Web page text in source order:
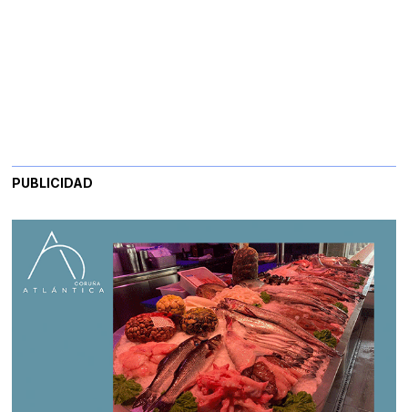
PUBLICIDAD